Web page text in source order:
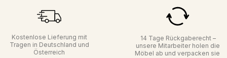
Kostenlose Lieferung mit
Tragen in Deutschland und
Österreich
14 Tage Rückgaberecht –
unsere Mitarbeiter holen die
Möbel ab und verpacken sie